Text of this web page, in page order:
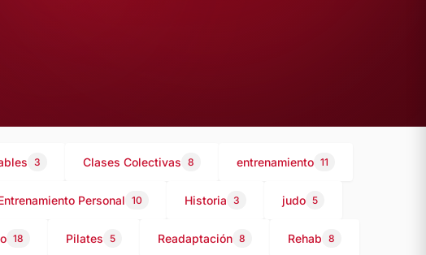
3 Clases Colectivas 8 entrenamiento 11
Personal 10 Historia 3 judo 5
18 Pilates 5 Readaptación 8 Rehab 8